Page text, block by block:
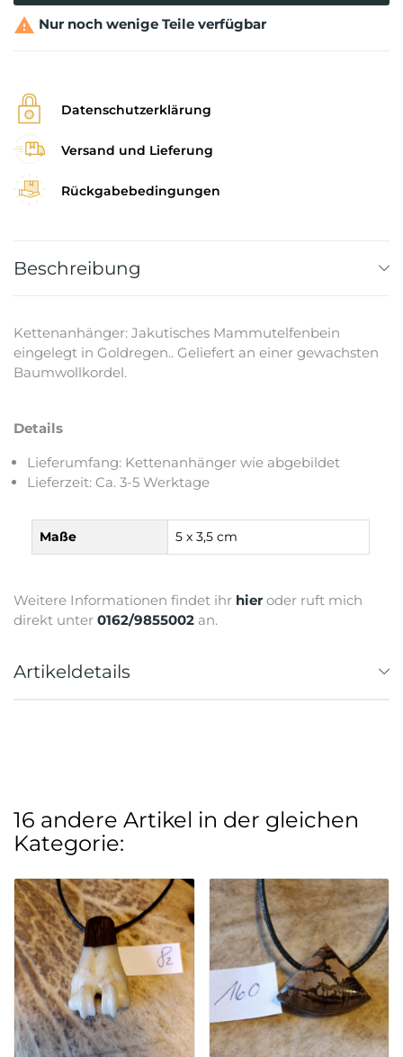
 Nur noch wenige Teile verfügbar
Datenschutzerklärung
Versand und Lieferung
Rückgabebedingungen
Beschreibung
Kettenanhänger: Jakutisches Mammutelfenbein
eingelegt in Goldregen.. Geliefert an einer gewachsten
Baumwollkordel.
Details
Lieferumfang: Kettenanhänger wie abgebildet
Lieferzeit: Ca. 3-5 Werktage
Maße 5 x 3,5 cm
Weitere Informationen findet ihr hier oder ruft mich
direkt unter 0162/9855002 an.
Artikeldetails
16 andere Artikel in der gleichen
Kategorie: